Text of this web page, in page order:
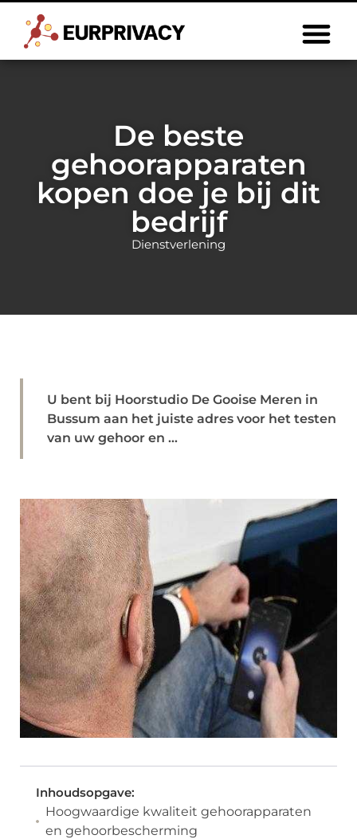
De beste
gehoorapparaten
kopen doe je bij dit
bedrijf
Dienstverlening
U bent bij Hoorstudio De Gooise Meren in
Bussum aan het juiste adres voor het testen
van uw gehoor en ...
Inhoudsopgave:
Hoogwaardige kwaliteit gehoorapparaten
en gehoorbescherming